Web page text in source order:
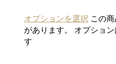
オプションを選択 この
があります。 オプショ
す